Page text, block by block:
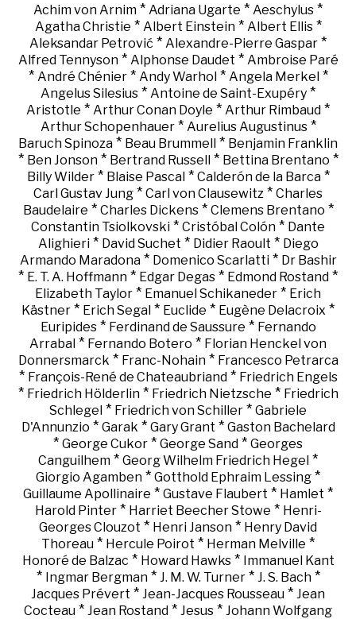
Achim von Arnim * Adriana Ugarte * Aeschylus *
Agatha Christie * Albert Einstein* Albert Ellis*
Aleksandar Petrović * Alexandre-Pierre Gaspar *
Alfred Tennyson* Alphonse Daudet * Ambroise Paré
* André Chénier* Andy Warhol * Angela Merkel *
Angelus Silesius * Antoine de Saint-Exupéry *
Aristotle * Arthur Conan Doyle * Arthur Rimbaud *
Arthur Schopenhauer* Aurelius Augustinus*
Baruch Spinoza * Beau Brummell * Benjamin Franklin
* Ben Jonson* Bertrand Russell * Bettina Brentano *
Billy Wilder* Blaise Pascal* Calderón de la Barca*
Carl Gustav Jung * Carl von Clausewitz * Charles
Baudelaire * Charles Dickens* Clemens Brentano *
Constantin Tsiolkovski * Cristóbal Colón * Dante
Alighieri* David Suchet * Didier Raoult * Diego
Armando Maradona* Domenico Scarlatti* Dr Bashir
* E. T. A. Hoffmann * Edgar Degas * Edmond Rostand *
Elizabeth Taylor * Emanuel Schikaneder * Erich
Kästner * Erich Segal * Euclide * Eugène Delacroix *
Euripides* Ferdinand de Saussure * Fernando
Arrabal * Fernando Botero * Florian Henckel von
Donnersmarck * Franc-Nohain* Francesco Petrarca
* François-René de Chateaubriand* Friedrich Engels
* Friedrich Hölderlin* Friedrich Nietzsche * Friedrich
Schlegel * Friedrich von Schiller * Gabriele
D'Annunzio * Garak * Gary Grant * Gaston Bachelard
* George Cukor * George Sand * Georges
Canguilhem * Georg Wilhelm Friedrich Hegel *
Giorgio Agamben * Gotthold Ephraim Lessing *
Guillaume Apollinaire * Gustave Flaubert * Hamlet *
Harold Pinter* Harriet Beecher Stowe * Henri-
Georges Clouzot * Henri Janson * Henry David
Thoreau * Hercule Poirot * Herman Melville *
Honoré de Balzac * Howard Hawks* Immanuel Kant
* Ingmar Bergman* J. M. W. Turner* J. S. Bach*
Jacques Prévert * Jean-Jacques Rousseau * Jean
Cocteau * Jean Rostand * Jesus * Johann Wolfgang